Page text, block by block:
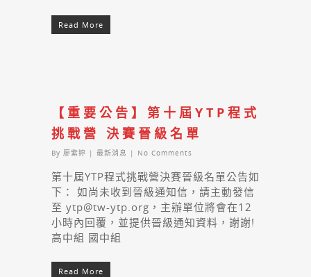
Read More
【重要公告】第十屆YTP程式
挑戰營 決賽晉級名單
By 廖紫婷 | 最新消息 | No Comments
第十屆YTP程式挑戰營決賽晉級名單公告如
下： 如尚未收到晉級通知信，請主動發信
至 ytp@tw-ytp.org，主辦單位將會在12
小時內回覆，並提供晉級通知資料，謝謝!
高中組 國中組
Read More